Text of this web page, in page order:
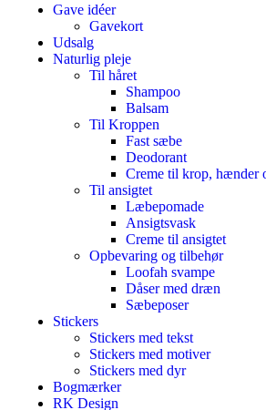
Gave idéer
Gavekort
Udsalg
Naturlig pleje
Til håret
Shampoo
Balsam
Til Kroppen
Fast sæbe
Deodorant
Creme til krop, hænder
Til ansigtet
Læbepomade
Ansigtsvask
Creme til ansigtet
Opbevaring og tilbehør
Loofah svampe
Dåser med dræn
Sæbeposer
Stickers
Stickers med tekst
Stickers med motiver
Stickers med dyr
Bogmærker
RK Design